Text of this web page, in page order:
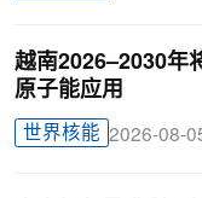
越南2026–2030年
原子能应用
世界核能 2026-08-